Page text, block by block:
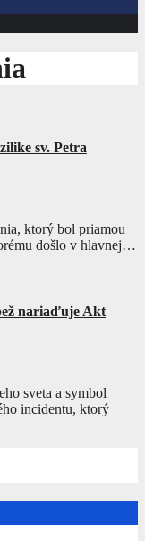
sv. Petra
ktorý bol priamou
došlo v hlavnej…
nariaďuje Akt
sveta a symbol
incidentu, ktorý